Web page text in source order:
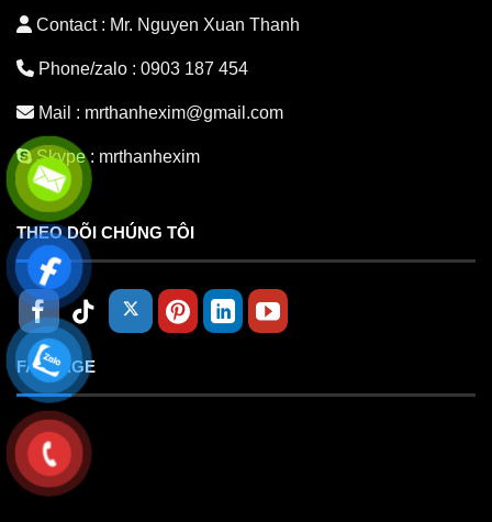
Contact : Mr. Nguyen Xuan Thanh
Phone/zalo : 0903 187 454
Mail : mrthanhexim@gmail.com
Skype : mrthanhexim
THEO DÕI CHÚNG TÔI
FANPAGE